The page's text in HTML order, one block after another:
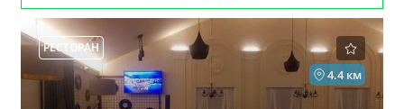
РЕСТОРАН
4.4 км